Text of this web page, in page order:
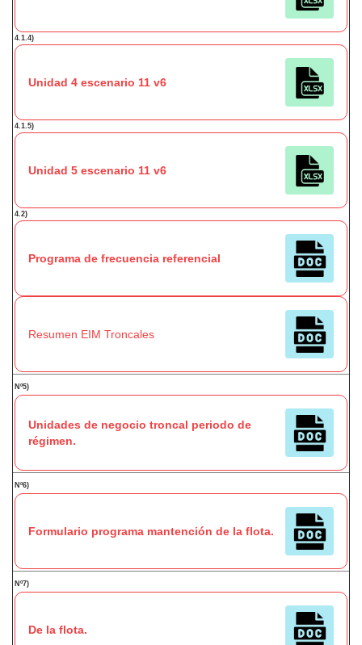
4.1.4)
Unidad 4 escenario 11 v6
4.1.5)
Unidad 5 escenario 11 v6
4.2)
Programa de frecuencia referencial
Resumen EIM Troncales
Nº5)
Unidades de negocio troncal periodo de
régimen.
Nº6)
Formulario programa mantención de la flota.
Nº7)
De la flota.